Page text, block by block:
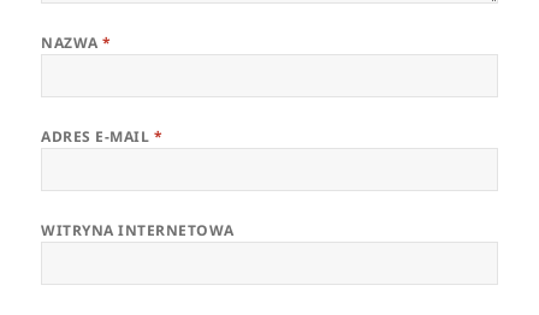
NAZWA*
ADRES E-MAIL *
WITRYNA INTERNETOWA